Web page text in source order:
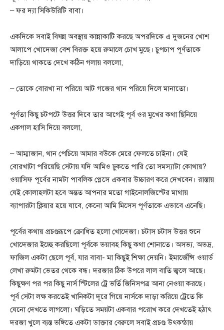
– ফর দ্যা সিকিউরিটি বাবা।
একদিকে সবাই বিষন্ন অবস্থায় কান্নাকাটি করছে অপরদিকে এ দুজনের খোশ
আলাপে খোদেজা বেশ বিরক্ত হয়ে রুমালে চোখ মুছে। চুপচাপ পূর্ণতাকে
দাড়িয়ে থাকতে দেখে কঠিন গলায় বললো,
– তোকে বোরখা না পরিয়ে আট গজের থান পরিয়ে দিলে মানাতো।
পূর্ণতা কিছু চটপটে উত্তর দিবে তার আগেই পূর্ব ওর মুখের কথা ছিনিয়ে
একগাল হাসি দিয়ে বললো,
– আম্মাজান, থান পেচিয়ে আমার বউকে মেরে ফেলতে চাইনা। যেই
বোরখাটা পরিয়েছি সেটায় যদি আমিও ঢুকতে পারি তো সমস্যাটা কোথায়?
ওয়াসিফ পূর্বের নামটা পাবলিক প্লেসে একবার উচ্চারণ করে দেখবেন। রাস্তায়
যেই কোলাহলটা হবে অন্তত আপনার মতো গাইনোলজিস্টের মাথায়
ব্যাপারটা ক্লিয়ার হয়ে যাবে, কেনো আমি মিসেস পূর্ণতাকে এভাবে এনেছি।
পূর্বের কথায় প্রচণ্ডরূপে ক্রোধিত হলো খোদেজা। চটাস চটাস উত্তর শুনে
খোদেজার ইচ্ছে করছিলো পূর্বকে ভয়াবহ কিছু কথা শোনাতে। অসভ্য, অভদ্র,
ফাজিল একটা ছেলে পূর্ব, যার বাবা- মা কিছুই শিক্ষা দেয়নি। ইমার্জেন্সি ওয়ার্ড
লেখা রুমটা ভেতর থেকে বন্ধ। দরজার ঠিক উপরে লাল বাতি জ্বলে আছে।
কিছুক্ষণ পর পর কিছু নার্স স্টিলের ট্রে ভর্তি জিনিসপত্র আনা নেওয়া করছে।
পূর্ব সেটা লক্ষ করতেই খানিকটা দূরে গিয়ে নার্সকে দাড়া করিয়ে ট্রেতে কি
যেনো দেখতে লাগলো। ঘড়িতে সময়টা একবার পরোখ করে দেখতেই হঠাৎ
দরজা খুলে ব্যস্ত ভঙ্গিতে একটা ডাক্তার বেরুলে সবাই প্রচণ্ড উৎকন্ঠায়